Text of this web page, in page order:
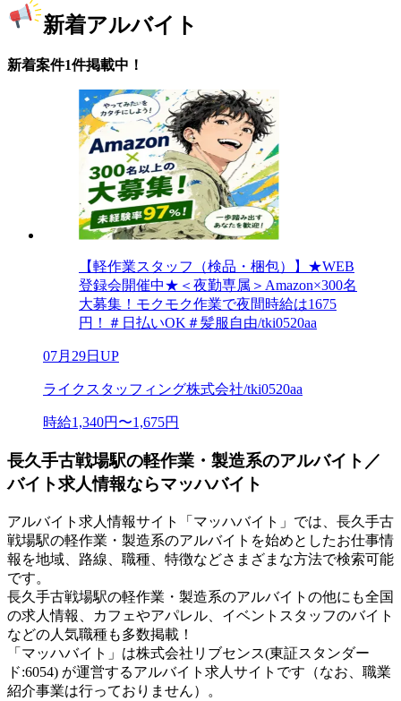
新着アルバイト
新着案件1件掲載中！
【軽作業スタッフ（検品・梱包）】★WEB
登録会開催中★＜夜勤専属＞Amazon×300名
大募集！モクモク作業で夜間時給は1675
円！＃日払いOK＃髪服自由/tki0520aa
07月29日UP
ライクスタッフィング株式会社/tki0520aa
時給1,340円〜1,675円
長久手古戦場駅の軽作業・製造系のアルバイト／
バイト求人情報ならマッハバイト
アルバイト求人情報サイト「マッハバイト」では、長久手古
戦場駅の軽作業・製造系のアルバイトを始めとしたお仕事情
報を地域、路線、職種、特徴などさまざまな方法で検索可能
です。
長久手古戦場駅の軽作業・製造系のアルバイトの他にも全国
の求人情報、カフェやアパレル、イベントスタッフのバイト
などの人気職種も多数掲載！
「マッハバイト」は株式会社リブセンス(東証スタンダー
ド:6054) が運営するアルバイト求人サイトです（なお、職業
紹介事業は行っておりません）。